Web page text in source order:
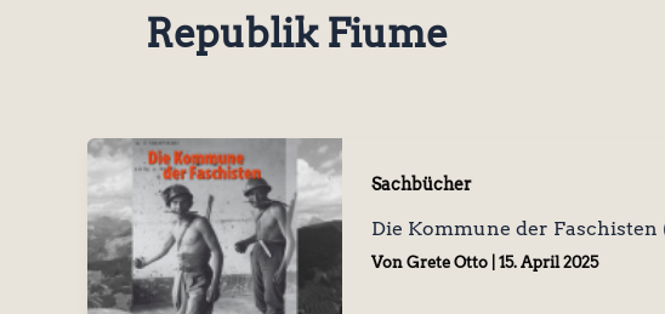
Republik Fiume
Sachbücher
Die Kommune der
Von Grete Otto 15. April 2025